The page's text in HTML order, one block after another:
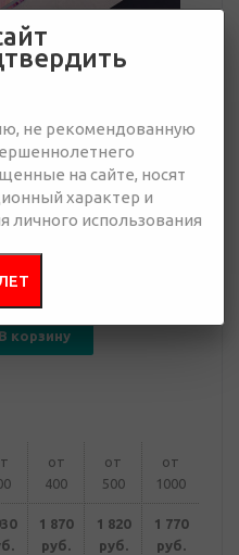
Добавить в
презентацию
В корзину
от
400
от
500
от
1000
1 870
руб.
1 820
руб.
1 770
руб.
не рекомендованную
на сайте, носят
характер и
личного использования